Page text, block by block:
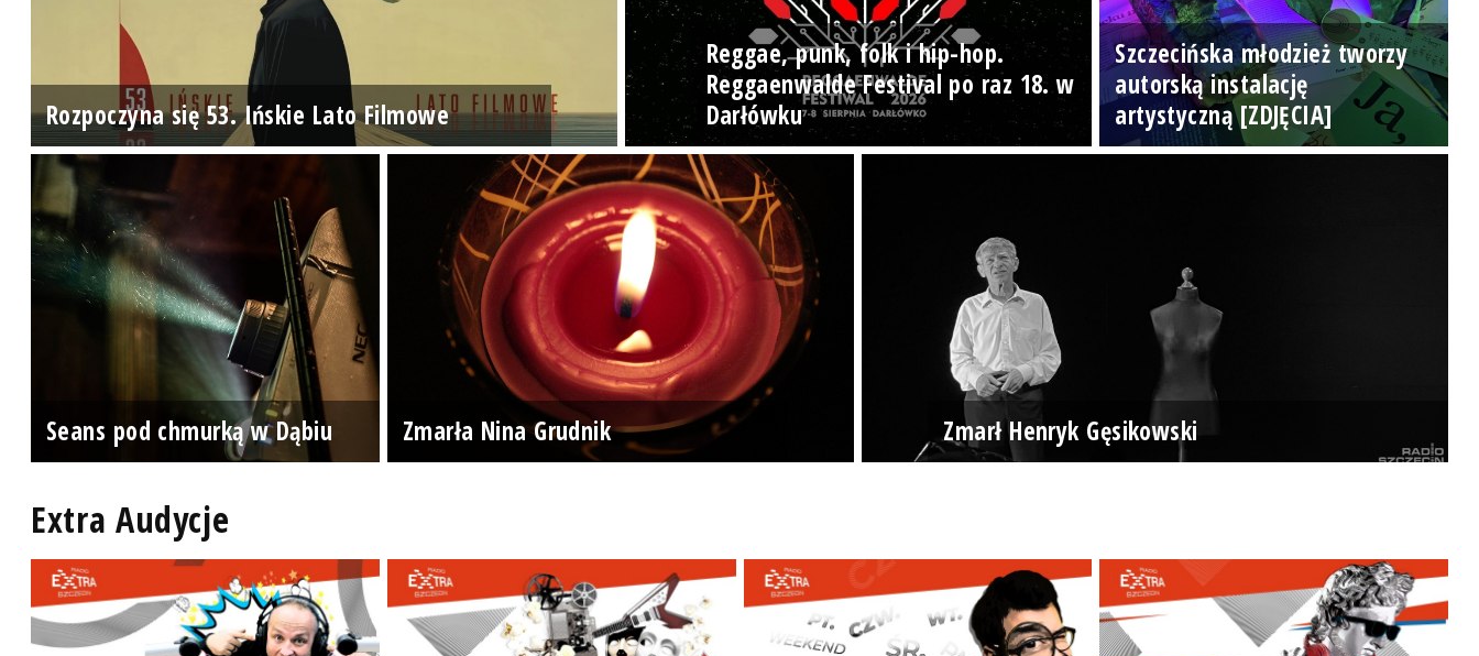
Rozpoczyna się 53. Ińskie Lato Filmowe
Reggae, punk, folk i hip-hop.
Reggaenwalde Festival po raz 18. w
Darłówku
Szczecińska młodzież tworzy
autorską instalację
artystyczną [ZDJĘCIA]
Seans pod chmurką w Dąbiu Zmarła Nina Grudnik Zmarł Henryk Gęsikowski
Extra Audycje